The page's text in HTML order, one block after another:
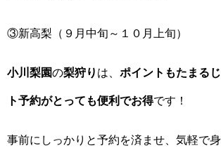
③新高梨（９月中旬～１０月上旬）
小川梨園の梨狩り は、 ポイントもたまる
ト予約がとっても便利でお得です！
事前にしっかりと予約を済ませ、気軽で